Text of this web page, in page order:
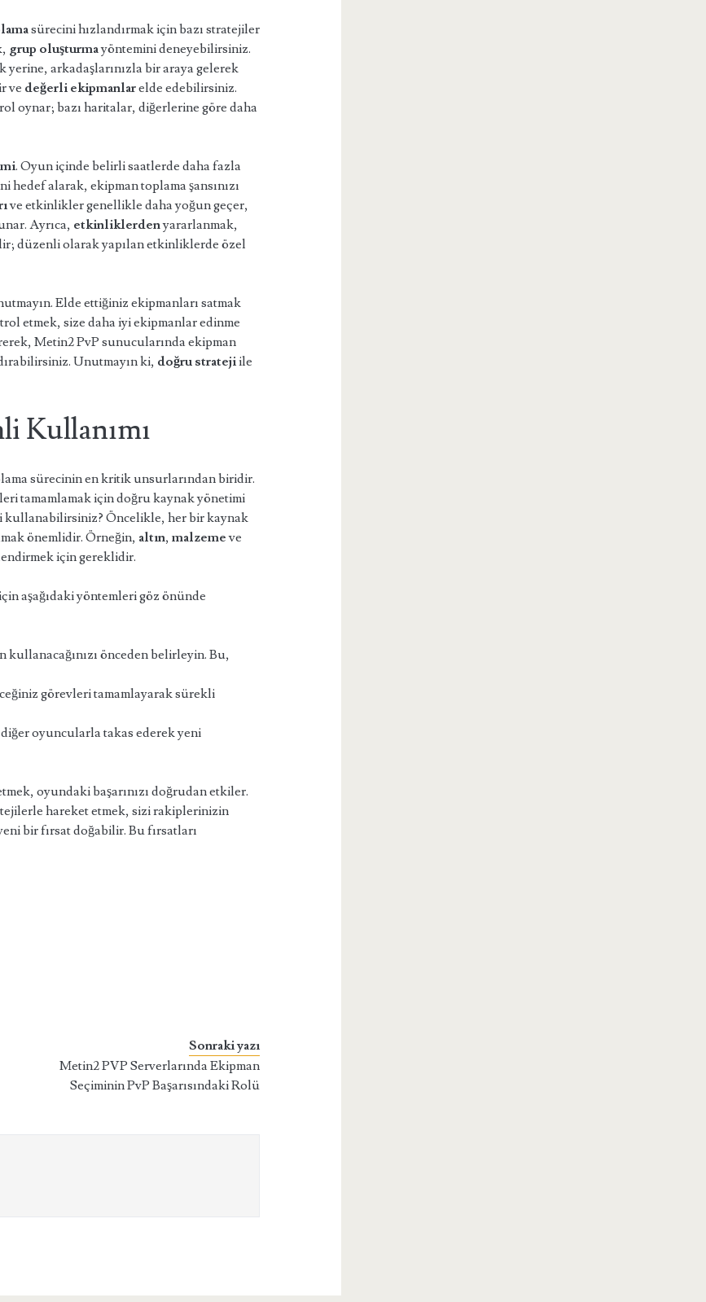
sürecini hızlandırmak için bazı stratejiler
grup oluşturmayöntemini deneyebilirsiniz.
yerine, arkadaşlarınızla bir araya gelerek
ve değerli ekipmanlarelde edebilirsiniz.
oynar; bazı haritalar, diğerlerine göre daha
. Oyun içinde belirli saatlerde daha fazla
alarak, ekipman toplama şansınızı
ve etkinlikler genellikle daha yoğun geçer,
Ayrıca, etkinliklerdenyararlanmak,
düzenli olarak yapılan etkinliklerde özel
Elde ettiğiniz ekipmanları satmak
etmek, size daha iyi ekipmanlar edinme
Metin2 PvP sunucularında ekipman
Unutmayın ki, doğru stratejiile
Kullanımı
sürecinin en kritik unsurlarından biridir.
tamamlamak için doğru kaynak yönetimi
kullanabilirsiniz? Öncelikle, her bir kaynak
önemlidir. Örneğin, altın,malzemeve
için gereklidir.
aşağıdaki yöntemleri göz önünde
kullanacağınızı önceden belirleyin. Bu,
görevleri tamamlayarak sürekli
diğer oyuncularla takas ederek yeni
oyundaki başarınızı doğrudan etkiler.
hareket etmek, sizi rakiplerinizin
bir fırsat doğabilir. Bu fırsatları
Sonraki yazı
Metin2 PVP Serverlarında Ekipman
Seçiminin PvP Başarısındaki Rolü